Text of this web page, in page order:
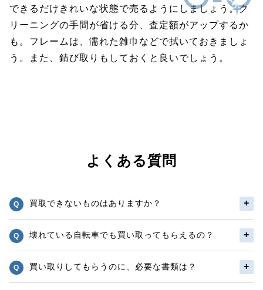
できるだけきれいな状態で売るようにしましょう。ク
リーニングの手間が省ける分、査定額がアップするか
も。フレームは、濡れた雑巾などで拭いておきましょ
う。また、錆び取りもしておくと良いでしょう。
よくある質問
買取できないものはありますか？
壊れている自転車でも買い取ってもらえるの？
買い取りしてもらうのに、必要な書類は？